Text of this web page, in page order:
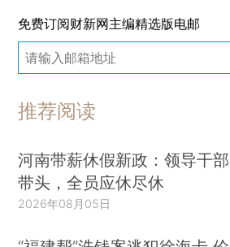
免费订阅财新网主编精选版电邮
推荐阅读
河南带薪休假新政：领导干部
带头，全员应休尽休
2026年08月05日